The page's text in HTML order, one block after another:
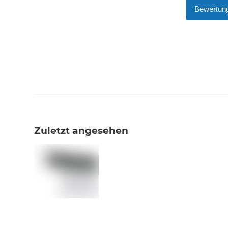
Zuletzt angesehen